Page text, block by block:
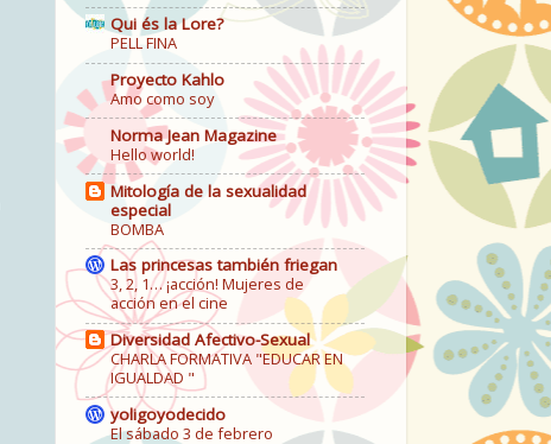
Qui és la Lore?
PELL FINA
Proyecto Kahlo
Amo como soy
Norma Jean Magazine
Hello world!
Mitología de la sexualidad
especial
BOMBA
Las princesas también friegan
3, 2, 1… ¡acción! Mujeres de
acción en el cine
Diversidad Afectivo-Sexual
CHARLA FORMATIVA "EDUCAR EN
IGUALDAD "
yoligoyodecido
El sábado 3 de febrero